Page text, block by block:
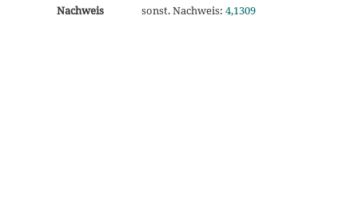
Nachweis sonst. Nachweis: 4,1309